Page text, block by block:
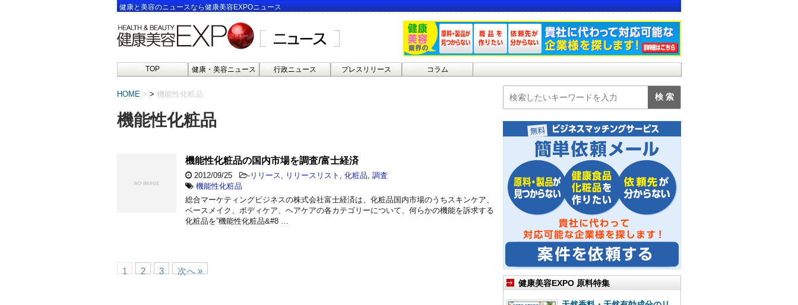
健康と美容のニュースなら健康美容EXPOニュース
TOP 健康・美容ニュース 行政ニュース プレスリリース コラム
HOME > 機能性化粧品
機能性化粧品
機能性化粧品の国内市場を調査/富士経済
2012/09/25 - リリース リリースリスト 化粧品 調査
機能性化粧品
総合マーケティングビジネスの株式会社富士経済は、化粧品国内市場のうちスキンケア、
ベースメイク、ボディケア、ヘアケアの各カテゴリーについて、何らかの機能を訴求する
化粧品を”機能性化粧品&#8 …
1 2 3 次へ »
健康美容EXPO 原料特集